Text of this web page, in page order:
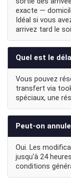
exacte —
Idéal si vous
arrivez tard le
Quel est le
Vous pouvez
transfert via
spéciaux, une
Peut-on
Oui. Les
jusqu'à 24
conditions